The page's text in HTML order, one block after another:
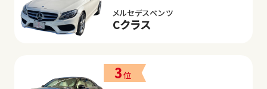
メルセデスベンツ
Cクラス
3位